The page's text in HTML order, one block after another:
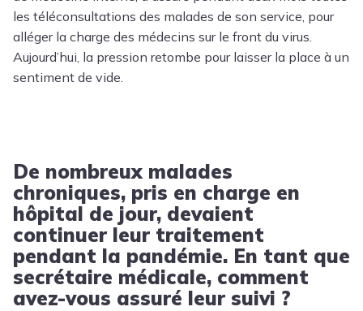
les téléconsultations des malades de son service, pour
alléger la charge des médecins sur le front du virus.
Aujourd’hui, la pression retombe pour laisser la place à un
sentiment de vide.
De nombreux malades
chroniques, pris en charge en
hôpital de jour, devaient
continuer leur traitement
pendant la pandémie. En tant que
secrétaire médicale, comment
avez-vous assuré leur suivi ?